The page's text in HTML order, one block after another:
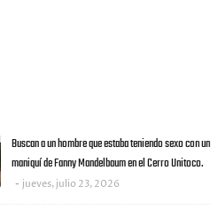
Buscan a un hombre que estaba teniendo sexo con un
maniquí de Fanny Mandelbaum en el Cerro Unitoco.
jueves, julio 23, 2026